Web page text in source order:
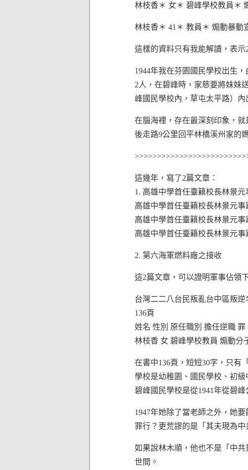
林枝香＊ 女＊ 碧峰學校教員＊
林枝香＊ 41＊ 教員＊ 煽動暴動
這樣的資料只有我能解讀，表示
1944年我在芬園國民學校出生
2人，在碧峰時，家慈要將妹妹
峰國民學校內，草屯太平路）內
在腦海裡，存在最深刻印象，
後走路9公里回平林橋溪州家的
這幾年，寫了2篇文章：
1. 高雄中學首任臺籍校長林景元
高雄中學首任臺籍校長林景元事
高雄中學首任臺籍校長林景元事
高雄中學首任臺籍校長林景元
2. 第六海軍燃料廠之接收
這2篇文章，可以證明軍事佔領
台灣二二八台民叛亂台中區叛逆
136頁
姓名 性別 原任職別 擔任逆職 罪
林枝香 女 碧峰學校教員 煽動分
在書中136頁，短短30字，只有
學校是幼稚園、國民學校、初
碧峰國民學校是從1941年從碧峰
1947年她除了當老師之外，她
罪行？更荒謬的是「其夫現為中
如果說林木順，他也不是「中
世間。